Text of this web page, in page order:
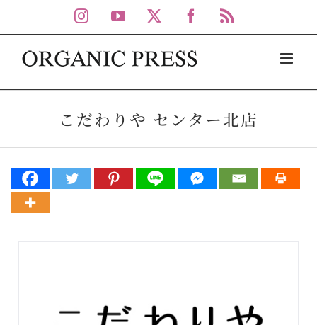
to
content
Instagram
YouTube Facebook
こだわりや センター北店